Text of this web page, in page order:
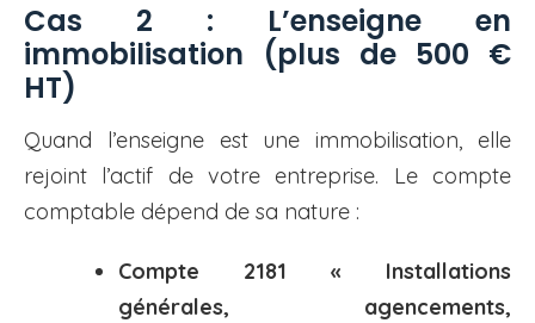
Cas 2 : L’enseigne en
immobilisation (plus de 500 €
HT)
Quand l’enseigne est une immobilisation, elle
rejoint l’actif de votre entreprise. Le compte
comptable dépend de sa nature :
Compte 2181 « Installations
générales, agencements,